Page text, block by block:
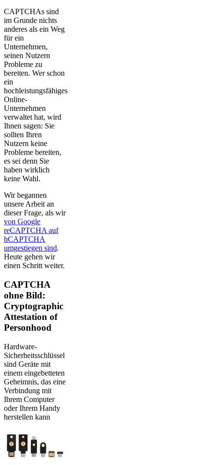
CAPTCHAs sind
im Grunde nichts
anderes als ein Weg
für ein
Unternehmen,
seinen Nutzern
Probleme zu
bereiten. Wer schon
ein
hochleistungsfähiges
Online-
Unternehmen
verwaltet hat, wird
Ihnen sagen: Sie
sollten Ihren
Nutzern keine
Probleme bereiten,
es sei denn Sie
haben wirklich
keine Wahl.
Wir begannen
unsere Arbeit an
dieser Frage, als wir
von Google
reCAPTCHA auf
hCAPTCHA
umgestiegen sind.
Heute gehen wir
einen Schritt weiter.
CAPTCHA
ohne Bild:
Cryptographic
Attestation of
Personhood
Hardware-
Sicherheitsschlüssel
sind Geräte mit
einem eingebetteten
Geheimnis, das eine
Verbindung mit
Ihrem Computer
oder Ihrem Handy
herstellen kann